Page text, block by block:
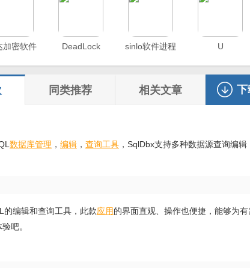
绿
中文
管家
官
新版
中文
加密软件 DeadLock
sinlo软件进程
U
同类推荐 相关文章 下
数据库管理 ， 编辑 ， 查询工具 ，SqlDbx支持多种数据源查询编辑
的编辑和查询工具，此款应用的界面直观、操作也便捷，能够为
吧。